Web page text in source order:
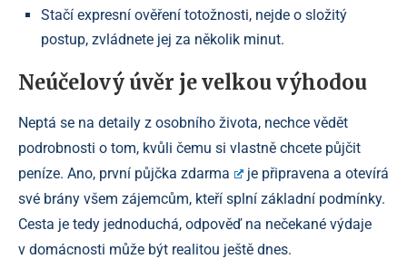
Stačí expresní ověření totožnosti, nejde o složitý
postup, zvládnete jej za několik minut.
Neúčelový úvěr je velkou výhodou
Neptá se na detaily z osobního života, nechce vědět
podrobnosti o tom, kvůli čemu si vlastně chcete půjčit
peníze. Ano, první půjčka zdarma
je připravena a otevírá
své brány všem zájemcům, kteří splní základní podmínky.
Cesta je tedy jednoduchá, odpověď na nečekané výdaje
v domácnosti může být realitou ještě dnes.